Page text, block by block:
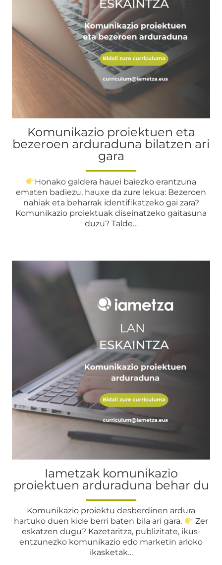
Komunikazio proiektuen eta
bezeroen arduraduna bilatzen ari
gara
Honako galdera hauei baiezko erantzuna
ematen badiezu, hauxe da zure lekua: Bezeroen
nahiak eta beharrak identifikatzeko gai zara?
Komunikazio proiektuak diseinatzeko gaitasuna
duzu? Talde…
Iametzak komunikazio
proiektuen arduraduna behar du
Komunikazio proiektu desberdinen ardura
hartuko duen kide berri baten bila ari gara.
Zer
eskatzen dugu? Kazetaritza, publizitate, ikus-
entzunezko komunikazio edo marketin arloko
ikasketak…